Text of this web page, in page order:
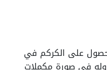
على الكركم في
في صورة مكملات